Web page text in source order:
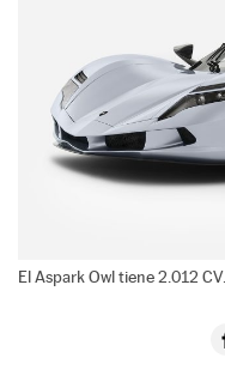
El Aspark Owl tiene 2.012 CV.